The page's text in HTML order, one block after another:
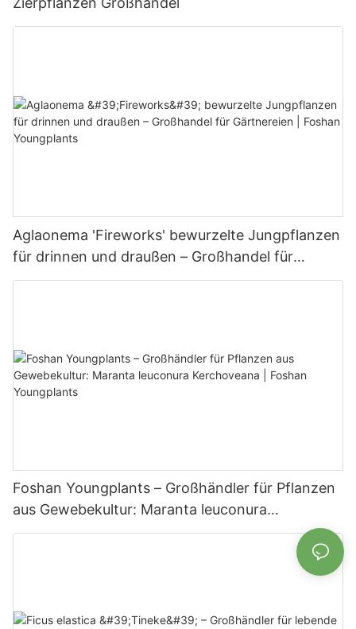
Aglaonema 'Fireworks' bewurzelte Jungpflanzen
für drinnen und draußen – Großhandel für
Gärtnereien | Foshan Youngplants
Foshan Youngplants – Großhändler für Pflanzen
aus Gewebekultur: Maranta leuconura
Kerchoveana | Foshan Youngplants